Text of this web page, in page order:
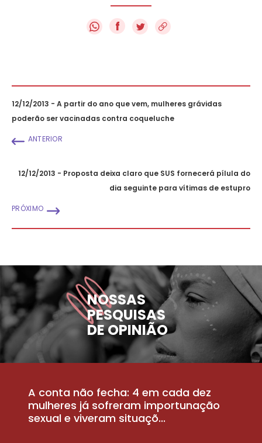
f
12/12/2013 - A partir do ano que vem, mulheres grávidas
poderão ser vacinadas contra coqueluche
ANTERIOR
12/12/2013 - Proposta deixa claro que SUS fornecerá pílula do
dia seguinte para vítimas de estupro
PRÓXIMO
NOSSAS
PESQUISAS
DE OPINIÃO
A conta não fecha: 4 em cada dez
mulheres já sofreram importunação
sexual e viveram situaçõ...